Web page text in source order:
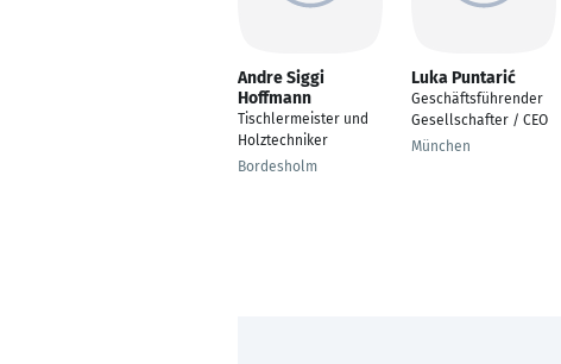
Andre Siggi
Hoffmann
Tischlermeister und
Holztechniker
Bordesholm
Luka Puntarić
Geschäftsführender
Gesellschafter / CEO
München